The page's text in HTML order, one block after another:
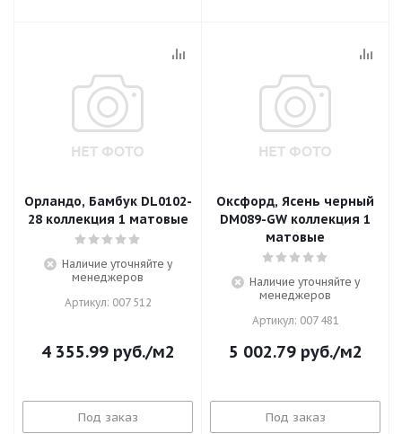
Орландо, Бамбук DL0102-
28 коллекция 1 матовые
Наличие уточняйте у
менеджеров
Артикул: 007 512
4 355.99руб./м2
Под заказ
Оксфорд, Ясень черный
DM089-GW коллекция 1
матовые
Наличие уточняйте у
менеджеров
Артикул: 007 481
5 002.79руб./м2
Под заказ